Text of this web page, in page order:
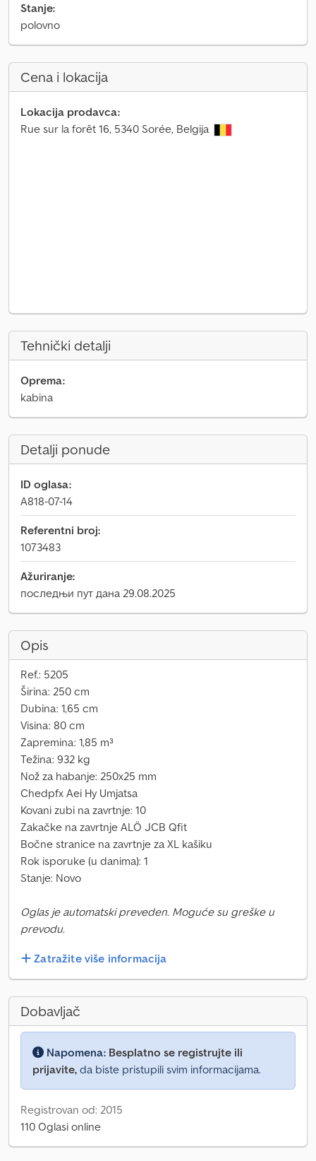
Stanje:
polovno
Cena i lokacija
Lokacija prodavca:
Rue sur la forêt 16, 5340 Sorée, Belgija
Tehnički detalji
Oprema:
kabina
Detalji ponude
ID oglasa:
A818-07-14
Referentni broj:
1073483
Ažuriranje:
последњи пут дана 29.08.2025
Opis
Ref.: 5205
Širina: 250 cm
Dubina: 1,65 cm
Visina: 80 cm
Zapremina: 1,85 m³
Težina: 932 kg
Nož za habanje: 250x25 mm
Chedpfx Aei Hy Umjatsa
Kovani zubi na zavrtnje: 10
Zakačke na zavrtnje ALÖ JCB Qfit
Bočne stranice na zavrtnje za XL kašiku
Rok isporuke (u danima): 1
Stanje: Novo
Oglas je automatski preveden. Moguće su greške u
prevodu.
Zatražite više informacija
Dobavljač
Napomena: Besplatno se registrujte ili
prijavite, da biste pristupili svim informacijama.
Registrovan od: 2015
110 Oglasi online